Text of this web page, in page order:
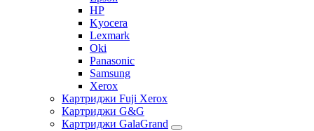
HP
Kyocera
Lexmark
Oki
Panasonic
Samsung
Xerox
Картриджи Fuji Xerox
Картриджи G&G
Картриджи GalaGrand